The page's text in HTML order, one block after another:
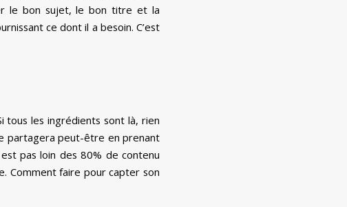
le bon sujet, le bon titre et la
ce dont il a besoin. C’est
tous les ingrédients sont là, rien
partagera peut-être en prenant
pas loin des 80% de contenu
Comment faire pour capter son